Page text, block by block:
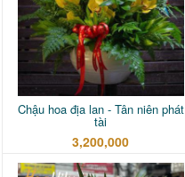
Chậu hoa địa lan - Tân niên phát
tài
3,200,000